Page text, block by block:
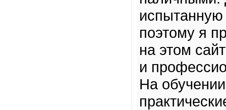
испытанную
поэтому я
на этом
и
На